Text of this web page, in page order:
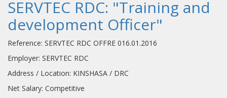
SERVTEC RDC: "Training and
development Officer"
Reference: SERVTEC RDC OFFRE 016.01.2016
Employer: SERVTEC RDC
Address / Location: KINSHASA / DRC
Net Salary: Competitive